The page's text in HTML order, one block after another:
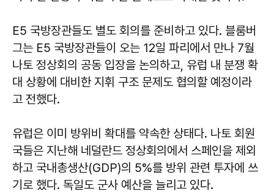
E5 국방장관들도 별도 회의를 준비하고 있다. 블룸버
그는 E5 국방장관들이 오는 12일 파리에서 만나 7월
나토 정상회의 공동 입장을 논의하고, 유럽 내 분쟁 확
대 상황에 대비한 지휘 구조 문제도 협의할 예정이라
고 전했다.
유럽은 이미 방위비 확대를 약속한 상태다. 나토 회원
국들은 지난해 네덜란드 정상회의에서 스페인을 제외
하고 국내총생산(GDP)의 5%를 방위 관련 투자에 쓰
기로 했다. 독일도 군사 예산을 늘리고 있다.